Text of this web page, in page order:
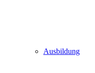
Ausbildung